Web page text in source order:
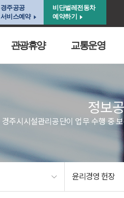
경주공공
서비스예약
비단벌레전동차
예약하기
관광휴양 교통운영
정보
경주시시설관리공단이 업무 수행 중
윤리경영 헌장